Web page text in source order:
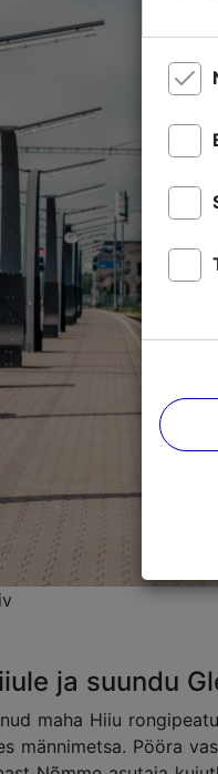
ja suundu
maha Hiiu
männimetsa. Pööra